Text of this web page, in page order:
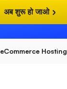
अब शुरू हो जाओ
eCommerce Hosting